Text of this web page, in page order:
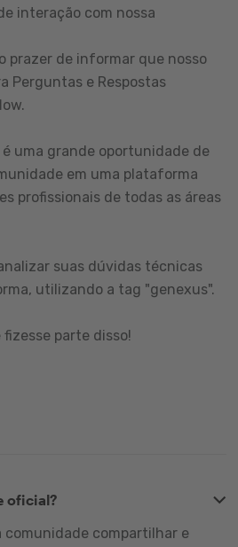
interação com nossa
prazer de informar que nosso
Perguntas e Respostas
uma grande oportunidade de
em uma plataforma
profissionais de todas as áreas
suas dúvidas técnicas
utilizando a tag "genexus".
parte disso!
oficial?
comunidade compartilhar e